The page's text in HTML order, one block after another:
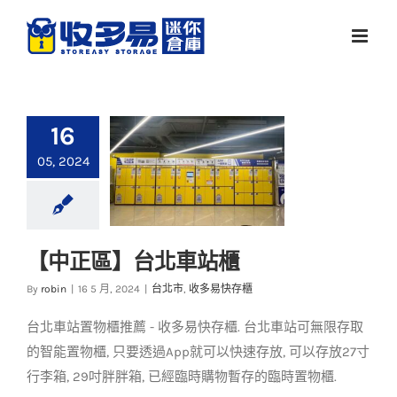
16
05, 2024
【中正區】台北車站
台北市 收多易快存櫃
【中正區】台北車站櫃
By robin 16 5 月, 2024 台北市, 收多易快存櫃
台北車站置物櫃推薦 - 收多易快存櫃. 台北車站可無限存取
的智能置物櫃, 只要透過App就可以快速存放, 可以存放27寸
行李箱, 29吋胖胖箱, 已經臨時購物暫存的臨時置物櫃.